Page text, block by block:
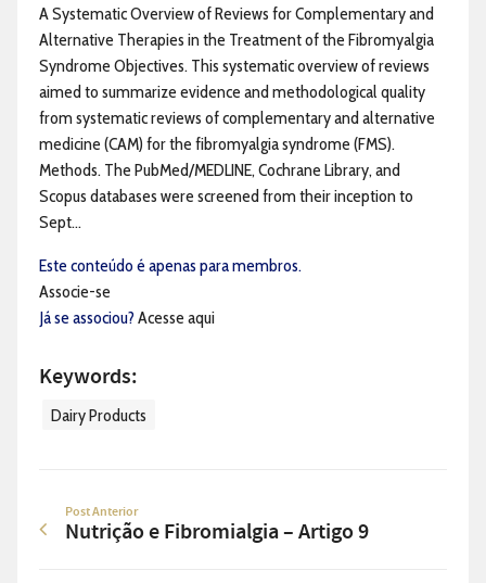
A Systematic Overview of Reviews for Complementary and
Alternative Therapies in the Treatment of the Fibromyalgia
Syndrome Objectives. This systematic overview of reviews
aimed to summarize evidence and methodological quality
from systematic reviews of complementary and alternative
medicine (CAM) for the fibromyalgia syndrome (FMS).
Methods. The PubMed/MEDLINE, Cochrane Library, and
Scopus databases were screened from their inception to
Sept...
Este conteúdo é apenas para membros.
Associe-se
Já se associou? Acesse aqui
Keywords:
Dairy Products
Post Anterior
Nutrição e Fibromialgia – Artigo 9